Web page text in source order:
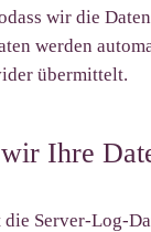
wir die
werden
übermittelt.
Ihre
Server-Log-